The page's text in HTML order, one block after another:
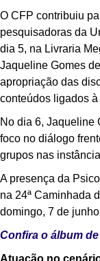
O CFP contribuiu
pesquisadoras da
dia 5, na Livraria
Jaqueline Gomes
apropriação das
conteúdos ligados
No dia 6, Jaqueline
foco no diálogo
grupos nas
A presença da
na 24ª Caminhada
domingo, 7 de
Confira o álbum
Atuação no